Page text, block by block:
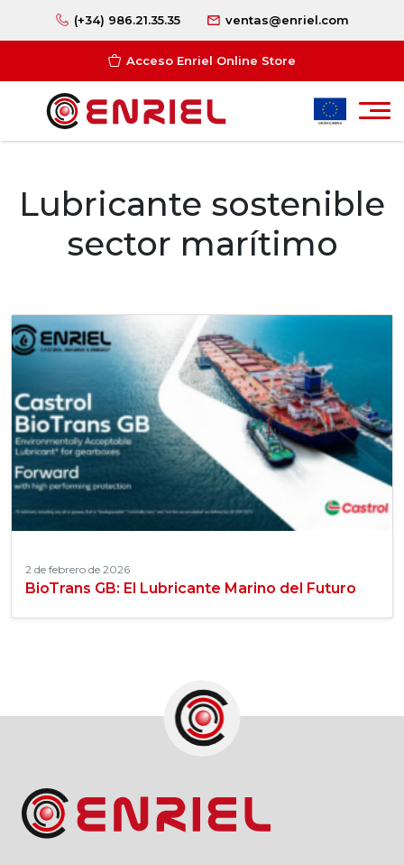
(+34) 986.21.35.35 ventas@enriel.com
Acceso Enriel Online Store
Lubricante sostenible
sector marítimo
2 de febrero de 2026
BioTrans GB: El Lubricante Marino del Futuro